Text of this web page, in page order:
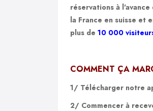
réservations à
la France en suisse et
plus de 10 000
COMMENT ÇA
1/ Télécharger notre
2/ Commencer à